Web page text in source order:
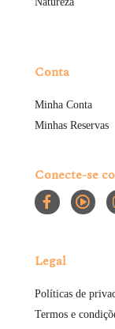
Conta
Minha Conta
Minhas Reservas
Conecte-se
Legal
Políticas de
Termos e